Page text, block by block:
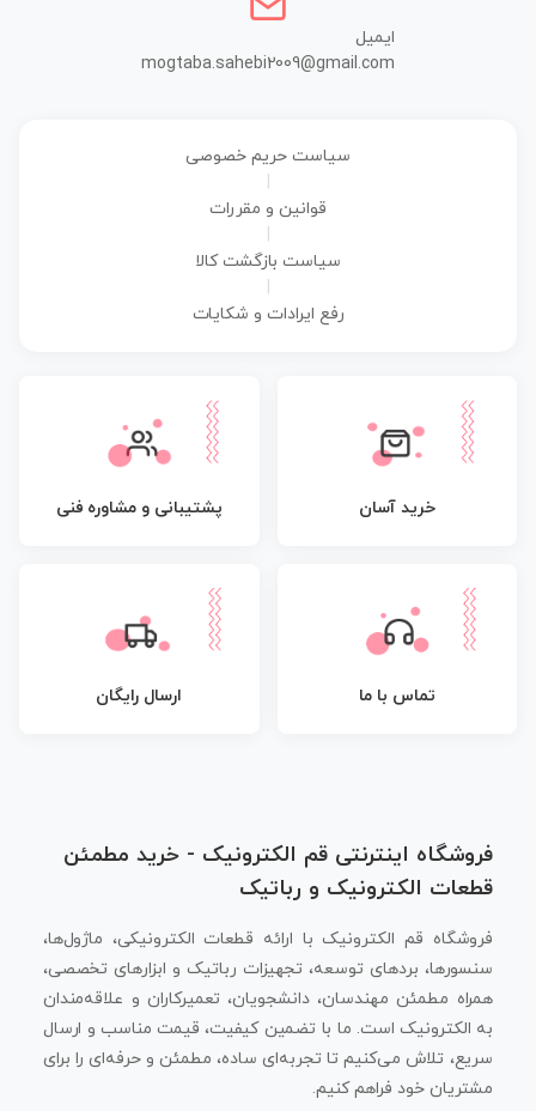
ایمیل
mogtaba.sahebi2009@gmail.com
سیاست حریم خصوصی
قوانین و مقررات
سیاست بازگشت کالا
رفع ایرادات و شکایات
خرید آسان پشتیبانی و مشاوره فنی
تماس با ما ارسال رایگان
فروشگاه اینترنتی قم الکترونیک - خرید مطمئن
قطعات الکترونیک و رباتیک
فروشگاه قم الکترونیک با ارائه قطعات الکترونیکی، ماژول‌ها،
سنسورها، بردهای توسعه، تجهیزات رباتیک و ابزارهای تخصصی،
همراه مطمئن مهندسان، دانشجویان، تعمیرکاران و علاقه‌مندان
به الکترونیک است. ما با تضمین کیفیت، قیمت مناسب و ارسال
سریع، تلاش می‌کنیم تا تجربه‌ای ساده، مطمئن و حرفه‌ای را برای
مشتریان خود فراهم کنیم.